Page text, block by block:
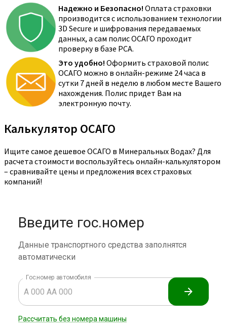
Надежно и Безопасно! Оплата страховки
производится с использованием технологии
3D Secure и шифрования передаваемых
данных, а сам полис ОСАГО проходит
проверку в базе РСА.
Это удобно! Оформить страховой полис
ОСАГО можно в онлайн-режиме 24 часа в
сутки 7 дней в неделю в любом месте Вашего
нахождения. Полис придет Вам на
электронную почту.
Калькулятор ОСАГО
Ищите самое дешевое ОСАГО в Минеральных Водах? Для
расчета стоимости воспользуйтесь онлайн-калькулятором
– сравнивайте цены и предложения всех страховых
компаний!